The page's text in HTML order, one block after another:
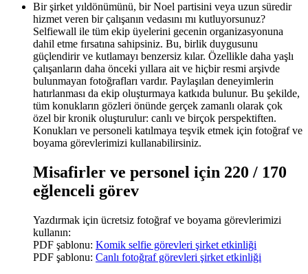
Bir şirket yıldönümünü, bir Noel partisini veya uzun süredir
hizmet veren bir çalışanın vedasını mı kutluyorsunuz?
Selfiewall ile tüm ekip üyelerini gecenin organizasyonuna
dahil etme fırsatına sahipsiniz. Bu, birlik duygusunu
güçlendirir ve kutlamayı benzersiz kılar. Özellikle daha yaşlı
çalışanların daha önceki yıllara ait ve hiçbir resmi arşivde
bulunmayan fotoğrafları vardır. Paylaşılan deneyimlerin
hatırlanması da ekip oluşturmaya katkıda bulunur. Bu şekilde,
tüm konukların gözleri önünde gerçek zamanlı olarak çok
özel bir kronik oluşturulur: canlı ve birçok perspektiften.
Konukları ve personeli katılmaya teşvik etmek için fotoğraf ve
boyama görevlerimizi kullanabilirsiniz.
Misafirler ve personel için 220 / 170
eğlenceli görev
Yazdırmak için ücretsiz fotoğraf ve boyama görevlerimizi
kullanın:
PDF şablonu: Komik selfie görevleri şirket etkinliği
PDF şablonu: Canlı fotoğraf görevleri şirket etkinliği